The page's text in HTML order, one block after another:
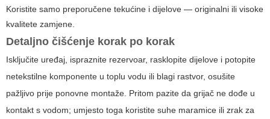
Koristite samo preporučene tekućine i dijelove — originalni ili visoke
kvalitete zamjene.
Detaljno čišćenje korak po korak
Isključite uređaj, ispraznite rezervoar, rasklopite dijelove i potopite
netekstilne komponente u toplu vodu ili blagi rastvor, osušite
pažljivo prije ponovne montaže. Pritom pazite da grijač ne dođe u
kontakt s vodom; umjesto toga koristite suhe maramice ili zrak za